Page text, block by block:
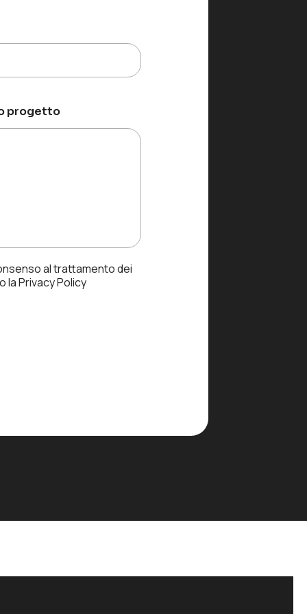
progetto
al trattamento dei
la Privacy Policy